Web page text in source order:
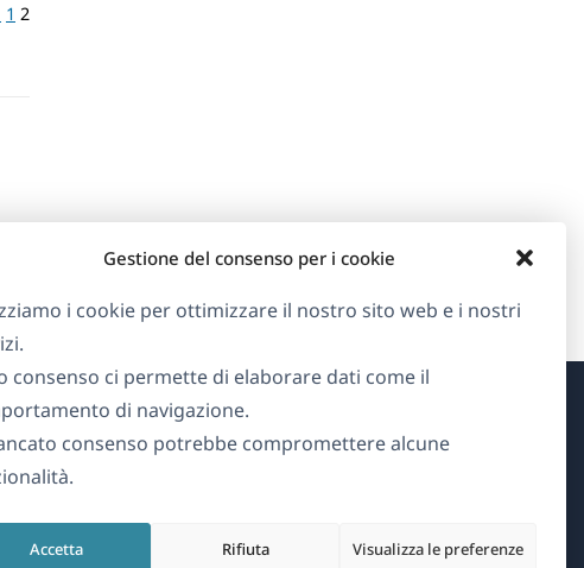
Gestione del consenso per i cookie
i cookie per ottimizzare il nostro sito web e i nostri
consenso ci permette di elaborare dati come il
di navigazione.
consenso potrebbe compromettere alcune
Accetta Rifiuta Visualizza le preferenze
1 2
Informazioni su WPML
apre